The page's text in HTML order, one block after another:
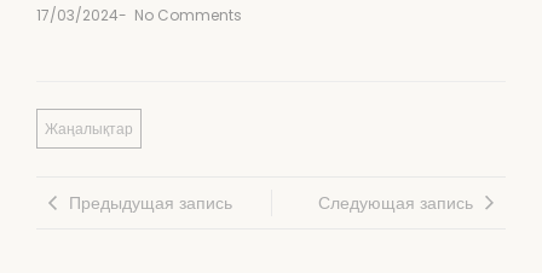
17/03/2024- No Comments
Жаңалықтар
Предыдущая запись Следующая запись